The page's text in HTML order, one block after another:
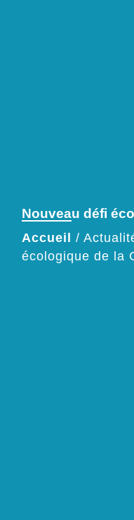
Nouveau défi
Accueil /
écologique de la